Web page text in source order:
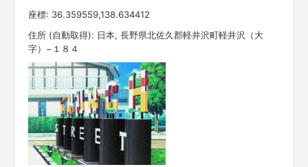
座標: 36.359559,138.634412
住所 (自動取得): 日本, 長野県北佐久郡軽井沢町軽井沢（大
字）−１８４